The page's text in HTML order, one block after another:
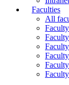
Faculties
All